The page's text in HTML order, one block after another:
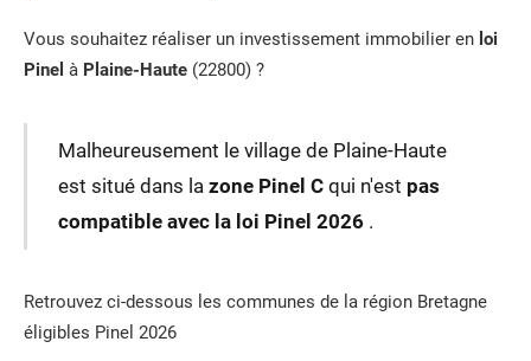
Vous souhaitez réaliser un investissement immobilier en loi
Pinel à Plaine-Haute (22800) ?
Malheureusement le village de Plaine-Haute
est situé dans la zone Pinel Cqui n'est pas
compatible avec la loi Pinel 2026 .
Retrouvez ci-dessous les communes de la région Bretagne
éligibles Pinel 2026